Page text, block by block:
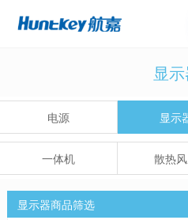
显
电源 显示
一体机 散热
显示器商品筛选